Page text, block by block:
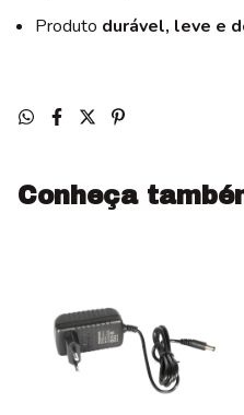
Produto durável, leve e
Conheça